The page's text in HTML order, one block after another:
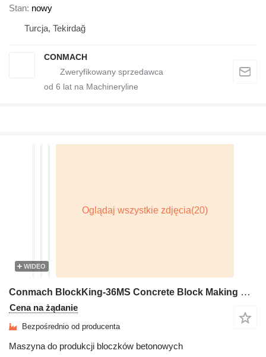
Stan nowy
Turcja, Tekirdağ
CONMACH
od 6 lat na Machineryline
WIDEO
Conmach BlockKing-36MS Concrete Block Making Machine -12.000 units/shift
Cena na żądanie
Bezpośrednio od producenta
Maszyna do produkcji bloczków betonowych